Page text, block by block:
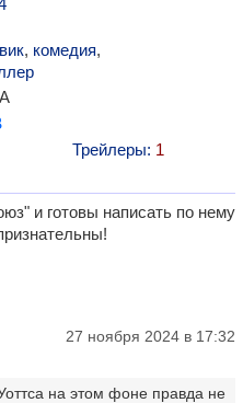
, комедия,
Трейлеры: 1
и готовы написать по нему
27 ноября 2024 в 17:32
на этом фоне правда не